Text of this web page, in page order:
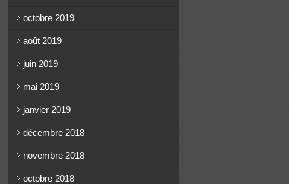
octobre 2019
août 2019
juin 2019
mai 2019
janvier 2019
décembre 2018
novembre 2018
octobre 2018